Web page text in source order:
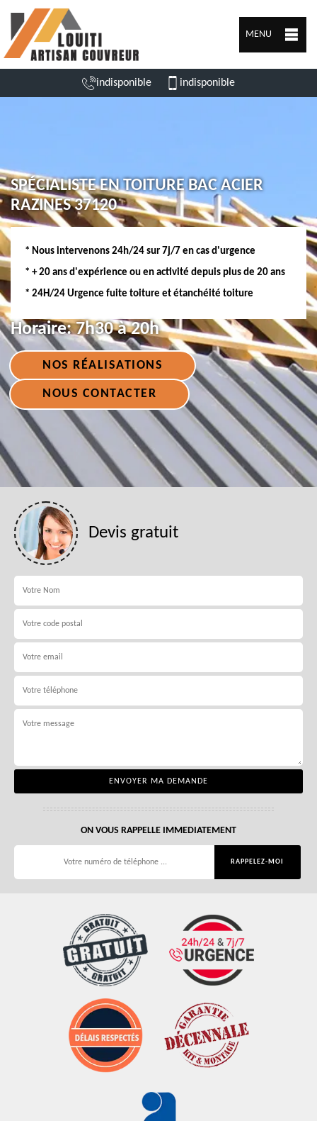
MENU
indisponible indisponible
SPÉCIALISTE EN TOITURE BAC ACIER
RAZINES 37120
* Nous intervenons 24h/24 sur 7j/7 en cas d'urgence
* + 20 ans d'expérience ou en activité depuis plus de 20 ans
* 24H/24 Urgence fuite toiture et étanchéité toiture
Horaire:7h30 à 20h
NOS RÉALISATIONS
NOUS CONTACTER
Devis gratuit
ON VOUS RAPPELLE IMMEDIATEMENT